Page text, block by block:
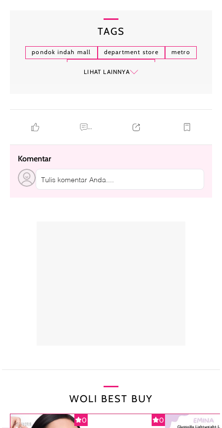
TAGS
pondok indah mall department store
metro
LIHAT LAINNYA
...
Komentar
Tulis komentar Anda....
WOLI BEST BUY
0 0